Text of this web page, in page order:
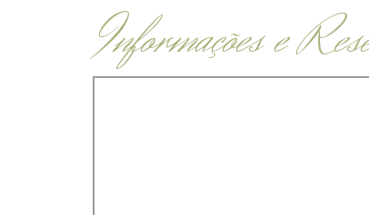
Informações e